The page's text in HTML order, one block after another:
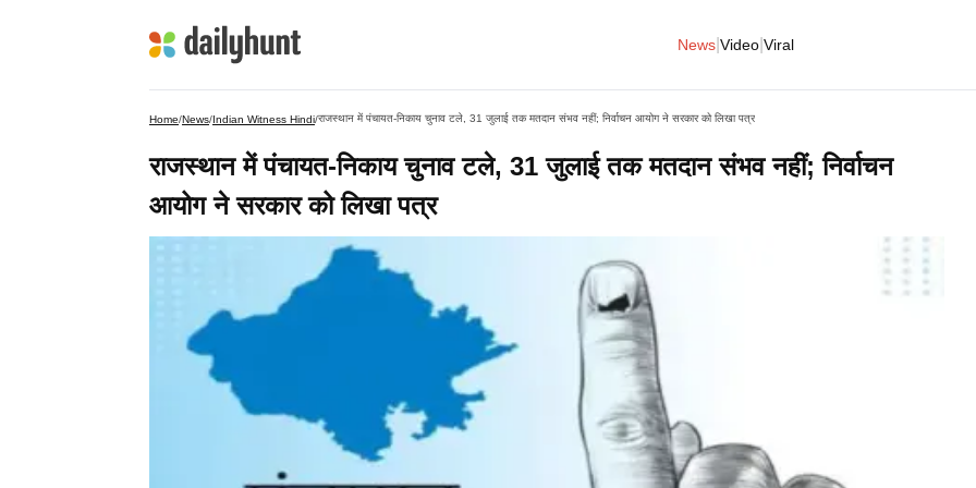
News Video Viral
Home/News/Indian Witness Hindi/राजस्थान में पंचायत-निकाय चुनाव टले, 31 जुलाई तक मतदान संभव नहीं; निर्वाचन आयोग ने सरकार को लिखा पत्र
राजस्थान में पंचायत-निकाय चुनाव टले, 31 जुलाई तक मतदान संभव नहीं; निर्वाचन
आयोग ने सरकार को लिखा पत्र